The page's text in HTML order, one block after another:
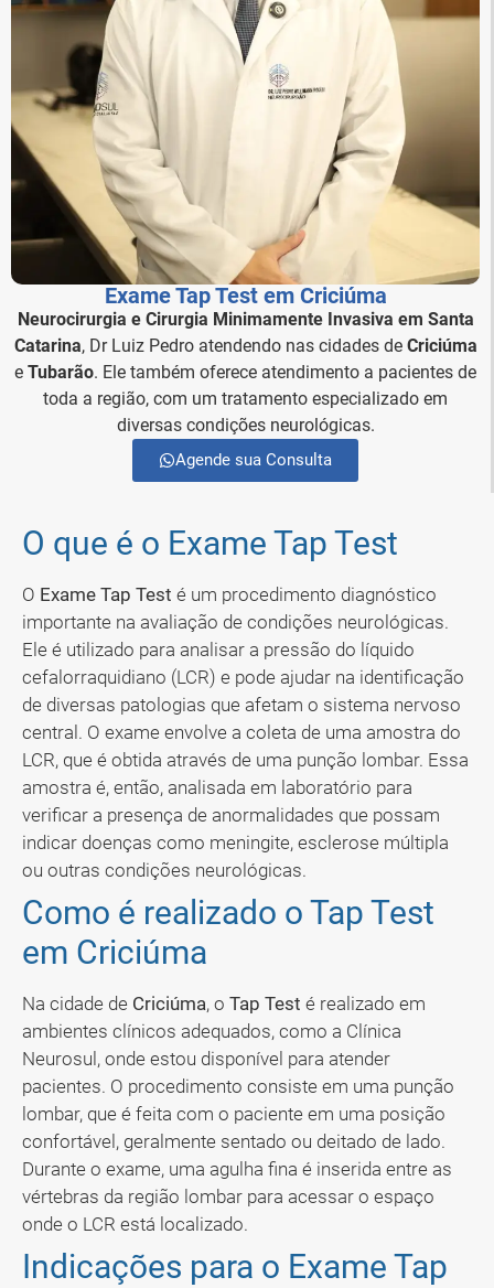
Exame Tap Test em Criciúma
Neurocirurgia e Cirurgia Minimamente Invasiva em Santa
Catarina, Dr Luiz Pedro atendendo nas cidades de Criciúma
e Tubarão. Ele também oferece atendimento a pacientes de
toda a região, com um tratamento especializado em
diversas condições neurológicas.
Agende sua Consulta
O que é o Exame Tap Test
O Exame Tap Test é um procedimento diagnóstico
importante na avaliação de condições neurológicas.
Ele é utilizado para analisar a pressão do líquido
cefalorraquidiano (LCR) e pode ajudar na identificação
de diversas patologias que afetam o sistema nervoso
central. O exame envolve a coleta de uma amostra do
LCR, que é obtida através de uma punção lombar. Essa
amostra é, então, analisada em laboratório para
verificar a presença de anormalidades que possam
indicar doenças como meningite, esclerose múltipla
ou outras condições neurológicas.
Como é realizado o Tap Test
em Criciúma
Na cidade de Criciúma, o Tap Test é realizado em
ambientes clínicos adequados, como a Clínica
Neurosul, onde estou disponível para atender
pacientes. O procedimento consiste em uma punção
lombar, que é feita com o paciente em uma posição
confortável, geralmente sentado ou deitado de lado.
Durante o exame, uma agulha fina é inserida entre as
vértebras da região lombar para acessar o espaço
onde o LCR está localizado.
Indicações para o Exame Tap